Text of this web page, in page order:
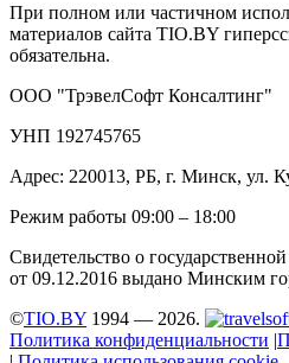
При полном или частичном
материалов сайта TIO.BY
обязательна.
ООО "ТрэвелСофт Консалтинг"
УНП 192745765
Адрес: 220013, РБ, г. Минск, ул.
Режим работы 09:00 – 18:00
Свидетельство о
от 09.12.2016 выдано Минским
©TIO.BY 1994 — 2026.
Политика конфиденциальности |